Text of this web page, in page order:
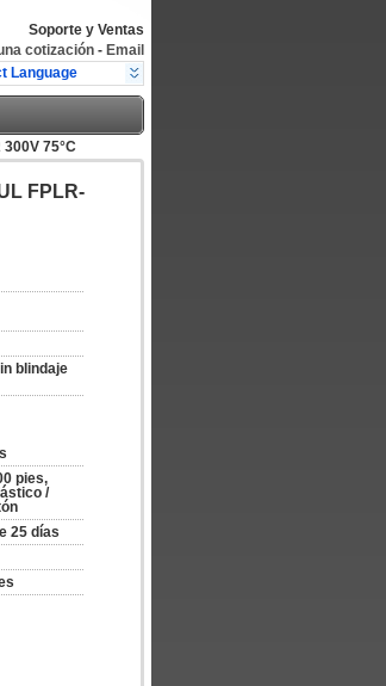
Soporte y Ventas
cotización - Email
Language
75°C
FPLR-
blindaje
pies,
/
25 días